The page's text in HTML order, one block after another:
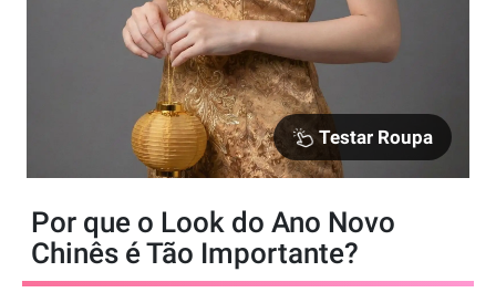
Testar Roupa
Por que o Look do Ano Novo
Chinês é Tão Importante?